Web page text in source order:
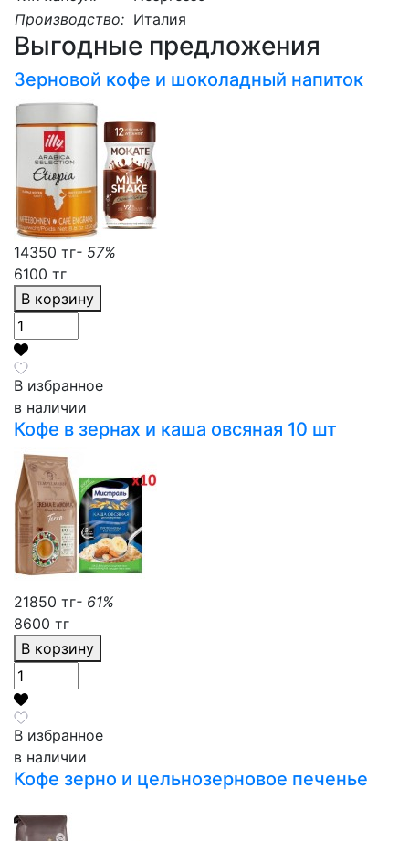
Производство: Италия
Выгодные предложения
Зерновой кофе и шоколадный напиток
14350 тг- 57%
6100 тг
В корзину
В избранное
в наличии
Кофе в зернах и каша овсяная 10 шт
21850 тг- 61%
8600 тг
В корзину
В избранное
в наличии
Кофе зерно и цельнозерновое печенье